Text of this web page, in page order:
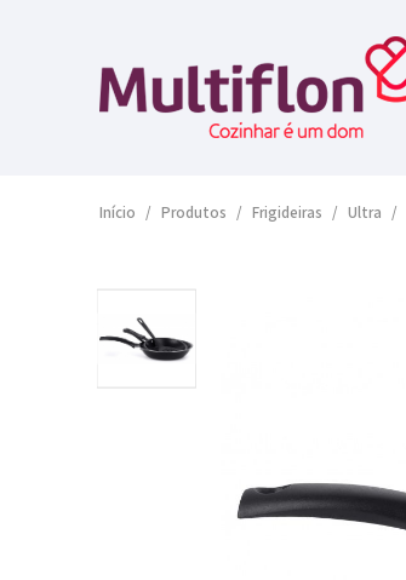
Início / Produtos / Frigideiras / Ultra /